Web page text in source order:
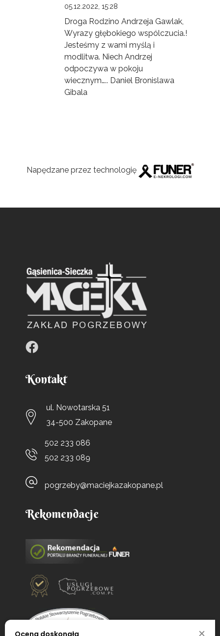
05.12.2022, 15:28
Droga Rodzino Andrzeja Gawlak,
Wyrazy głębokiego wspólczucia.!
Jesteśmy z wami myślą i
modlitwa. Niech Andrzej
odpoczywa w pokoju
wiecznym….. Daniel Bronislawa
Gibala
Napędzane przez technologię
Kontakt
ul. Nowotarska 51
34-500 Zakopane
502 233 086
502 233 089
pogrzeby@maciejkazakopane.pl
Rekomendacje
Ocena doskonała